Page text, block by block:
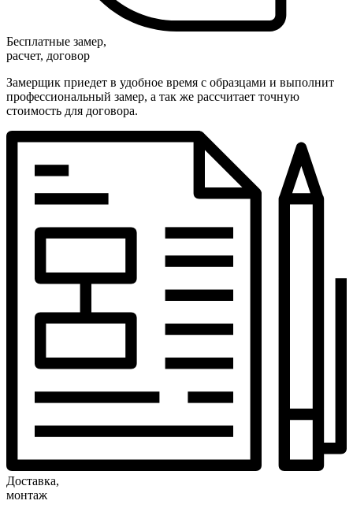
Бесплатные замер,
расчет, договор
Замерщик приедет в удобное время с образцами и выполнит
профессиональный замер, а так же рассчитает точную
стоимость для договора.
Доставка,
монтаж